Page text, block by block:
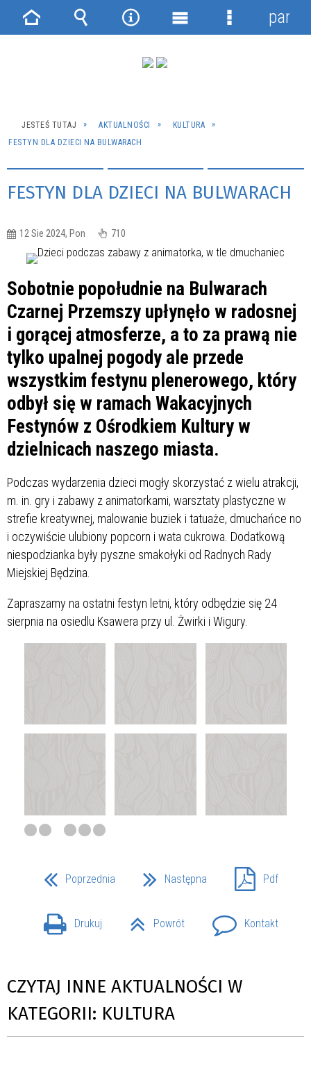
JESTEŚ TUTAJ AKTUALNOŚCI
KULTURA
FESTYN DLA DZIECI NA BULWARACH
FESTYN DLA DZIECI NA BULWARACH
12 Sie 2024, Pon 710
Sobotnie popołudnie na Bulwarach
Czarnej Przemszy upłynęło w radosnej
i gorącej atmosferze, a to za prawą nie
tylko upalnej pogody ale przede
wszystkim festynu plenerowego, który
odbył się w ramach Wakacyjnych
Festynów z Ośrodkiem Kultury w
dzielnicach naszego miasta.
Podczas wydarzenia dzieci mogły skorzystać z wielu atrakcji,
m. in. gry i zabawy z animatorkami, warsztaty plastyczne w
strefie kreatywnej, malowanie buziek i tatuaże, dmuchańce no
i oczywiście ulubiony popcorn i wata cukrowa. Dodatkową
niespodzianka były pyszne smakołyki od Radnych Rady
Miejskiej Będzina.
Zapraszamy na ostatni festyn letni, który odbędzie się 24
sierpnia na osiedlu Ksawera przy ul. Żwirki i Wigury.
Poprzednia Następna Pdf
Drukuj Powrót Kontakt
CZYTAJ INNE AKTUALNOŚCI W
KATEGORII: KULTURA
Strona Wyszukiwarka
NarzędziaMenu
Menu
panel